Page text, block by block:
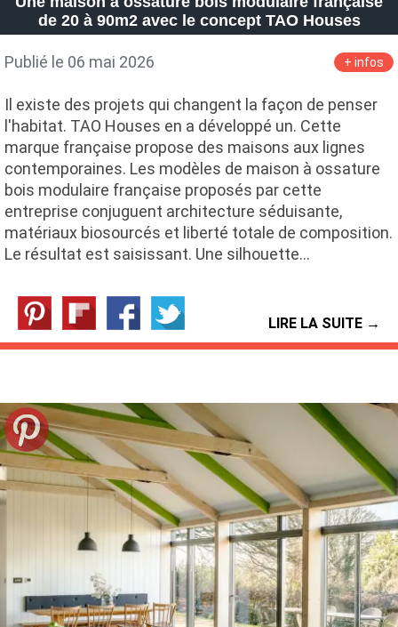
de 20 à 90m2 avec le concept TAO Houses
Publié le 06 mai 2026 + infos
Il existe des projets qui changent la façon de penser
l'habitat. TAO Houses en a développé un. Cette
marque française propose des maisons aux lignes
contemporaines. Les modèles de maison à ossature
bois modulaire française proposés par cette
entreprise conjuguent architecture séduisante,
matériaux biosourcés et liberté totale de composition.
Le résultat est saisissant. Une silhouette…
LIRE LA SUITE →